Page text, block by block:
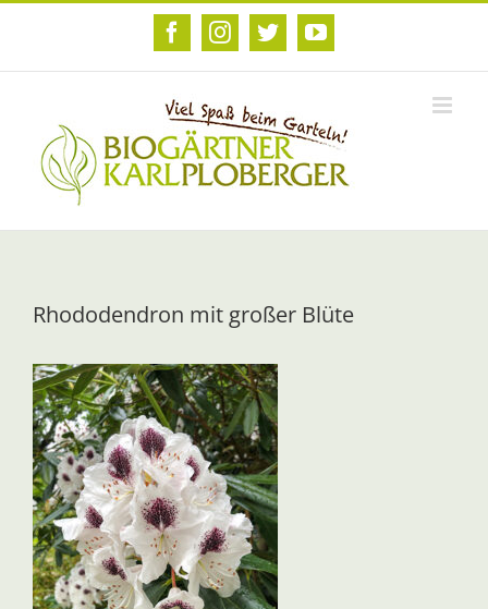
Zum
FacebookInstagram
TwitterYouTube
Rhododendron mit großer Blüte